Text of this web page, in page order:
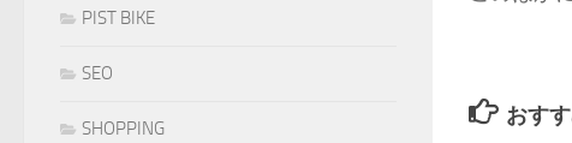
おす
PIST BIKE
SEO
SHOPPING